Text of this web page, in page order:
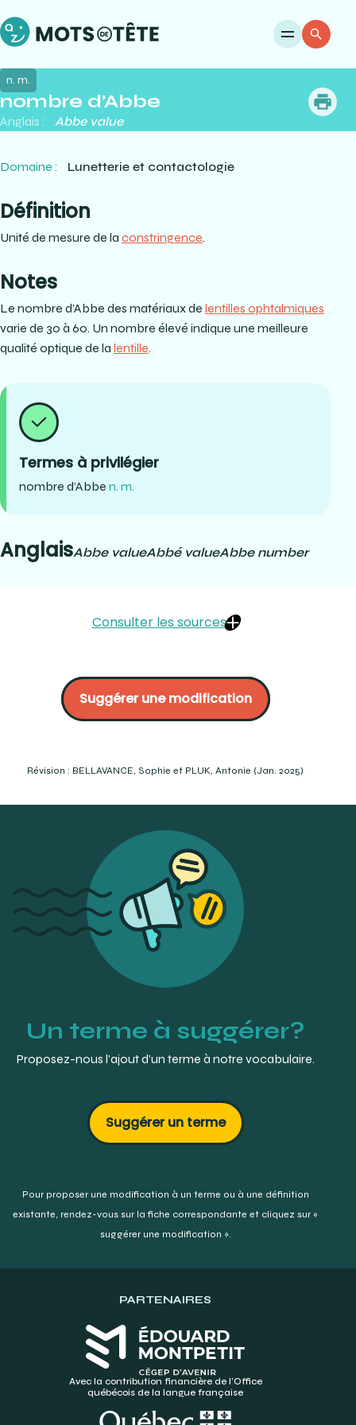
nombre d’Abbe
n. m.
Anglais : Abbe value
Domaine : Lunetterie et contactologie
Définition
Unité de mesure de la constringence.
Notes
Le nombre d’Abbe des matériaux de lentilles ophtalmiques
varie de 30 à 60. Un nombre élevé indique une meilleure
qualité optique de la lentille.
Termes à privilégier
nombre d’Abbe n. m.
AnglaisAbbe valueAbbé valueAbbe number
Consulter les sources
Dispensing (3e éd.). Butterworth-Heinemann Elsevier. p.
569, 636.
Roth, A., Gomez, A. et Péchereau, A. (2007). La réfraction
https://www.2020mag.com/article/does-material-
2023-11-17)
Suggérer une modification
Révision : BELLAVANCE, Sophie et PLUK, Antonie (Jan. 2025)
Un terme à suggérer?
Proposez-nous l’ajout d’un terme à notre vocabulaire.
Suggérer un terme
Pour proposer une modification à un terme ou à une définition
existante, rendez-vous sur la fiche correspondante et cliquez sur «
suggérer une modification ».
PARTENAIRES
Avec la contribution financière de l’Office
québécois de la langue française